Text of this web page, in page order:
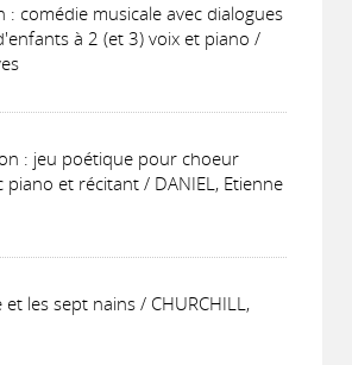
: comédie musicale avec dialogues
à 2 (et 3) voix et piano /
: jeu poétique pour choeur
piano et récitant / DANIEL, Etienne
et les sept nains / CHURCHILL,